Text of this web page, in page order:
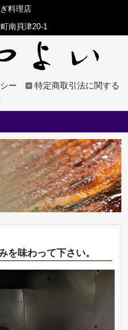
料理店
南貝津20-1
ー
特定商取引法に関する
を味わって下さい。